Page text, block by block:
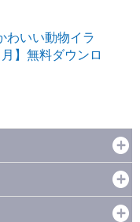
わいい動物イラ
】無料ダウンロ